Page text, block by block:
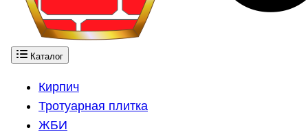
Каталог
Кирпич
Тротуарная плитка
ЖБИ